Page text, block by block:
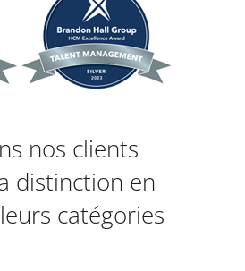
nos clients
distinction en
catégories